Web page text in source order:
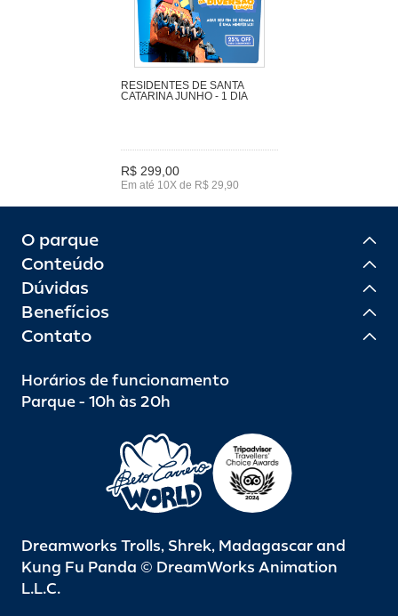
RESIDENTES DE SANTA
CATARINA JUNHO - 1 DIA
R$ 299,00
Em até 10X de R$ 29,90
O parque
Conteúdo
Dúvidas
Benefícios
Contato
Horários de funcionamento
Parque - 10h às 20h
Dreamworks Trolls, Shrek, Madagascar and
Kung Fu Panda © DreamWorks Animation
L.L.C.